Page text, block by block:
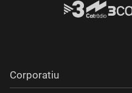
Corporatiu